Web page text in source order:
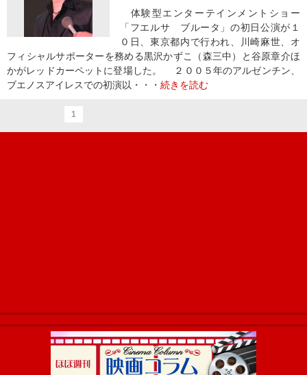
体験型エンターテインメントショー
「フエルサ ブルータ」の初日公演が１
０日、東京都内で行われ、川崎麻世、オ
フィシャルサポーターを務める黒沢かずこ（森三中）と谷原章介ほ
かがレッドカーペットに登場した。 ２００５年のアルゼンチン、
ブエノスアイレスでの初演以・・・ 続きを読む
1